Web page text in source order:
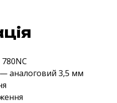
— аналоговий 3,5 мм